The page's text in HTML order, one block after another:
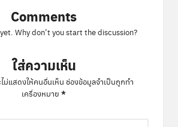
Comments
Why don’t you start the discussion?
ใส่ความเห็น
ม่แสดงให้คนอื่นเห็น ช่องข้อมูลจำเป็นถูกทำ
เครื่องหมาย *